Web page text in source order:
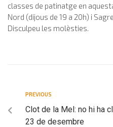
classes de patinatge en
Nord (dijous de 19 a 20h) i
Disculpeu les molèsties.
PREVIOUS
Clot de la Mel: no hi ha
23 de desembre